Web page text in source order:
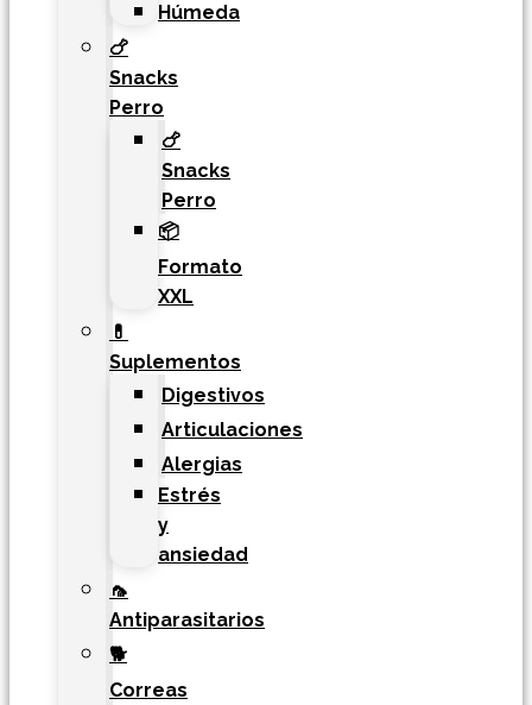
Húmeda
🍗
Snacks
Perro
🍗
Snacks
Perro
📦
Formato
XXL
💊
Suplementos
Digestivos
Articulaciones
Alergias
Estrés
y
ansiedad
🦟
Antiparasitarios
🐕
Correas